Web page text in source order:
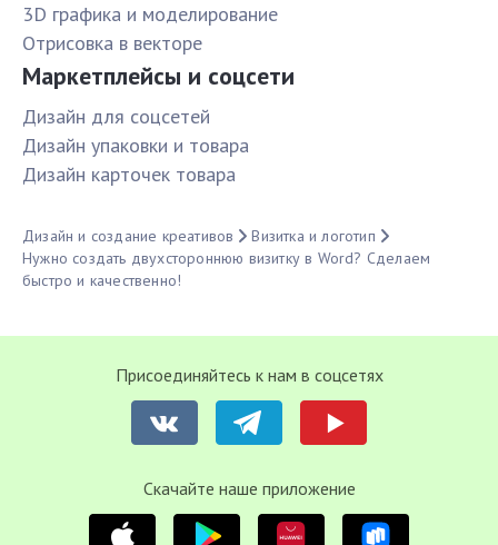
3D графика и моделирование
Отрисовка в векторе
Маркетплейсы и соцсети
Дизайн для соцсетей
Дизайн упаковки и товара
Дизайн карточек товара
Дизайн и создание креативов
Визитка и логотип
Нужно создать двухстороннюю визитку в Word? Сделаем
быстро и качественно!
Присоединяйтесь к нам в соцсетях
Cкачайте наше приложение